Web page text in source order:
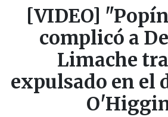
[VIDEO]
complicó a
Limache
expulsado en el